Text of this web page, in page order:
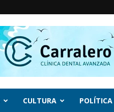
CULTURA POLÍTICA